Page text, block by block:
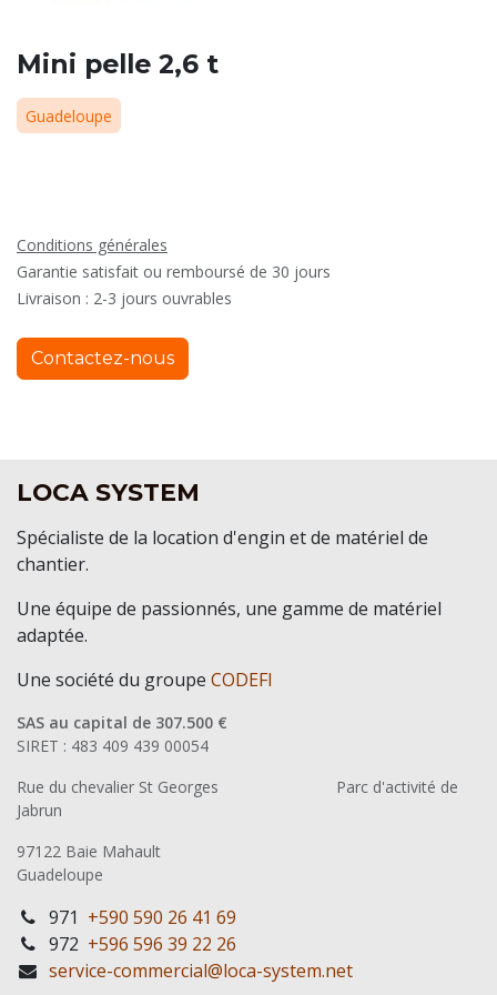
Mini pelle 2,6 t
Guadeloupe
Conditions générales
Garantie satisfait ou remboursé de 30 jours
Livraison : 2-3 jours ouvrables
Contactez-nous
LOCA SYSTEM
Spécialiste de la location d'engin et de matériel de
chantier.
Une équipe de passionnés, une gamme de matériel
adaptée.
Une société du groupe CODEFI
SAS au capital de 307.500 €
SIRET : 483 409 439 00054
Rue du chevalier St Georges
​Parc d'activité de
Jabrun
97122 Baie Mahault
Guadeloupe
971 +590 590 26 41 69
972 +596 596 39 22 26
service-commercial@loca-system.net